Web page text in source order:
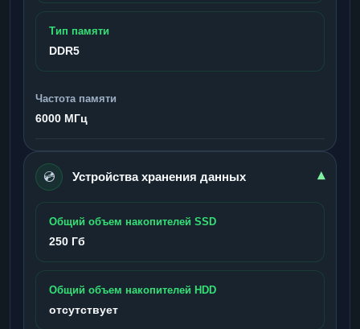
Тип памяти
DDR5
Частота памяти
6000 МГц
💿 Устройства хранения данных ▾
Общий объем накопителей SSD
250 Гб
Общий объем накопителей HDD
отсутствует